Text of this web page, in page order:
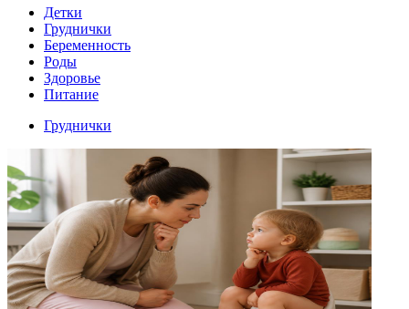
Детки
Груднички
Беременность
Роды
Здоровье
Питание
Груднички